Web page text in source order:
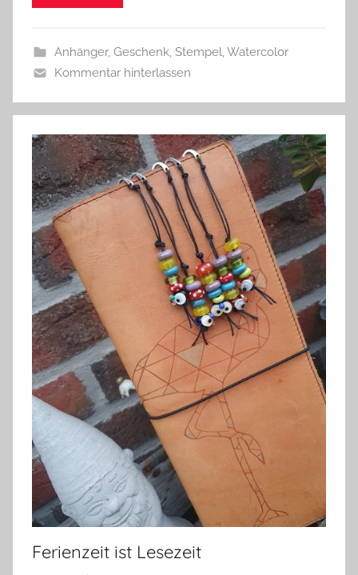
e
Anhänger, Geschenk, Stempel,Watercolor
Kommentar hinterlassen
Ferienzeit ist Lesezeit